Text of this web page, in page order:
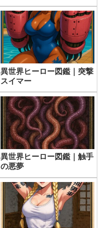
異世界ヒーロー図鑑｜突撃
スイマー
異世界ヒーロー図鑑｜触手
の悪夢